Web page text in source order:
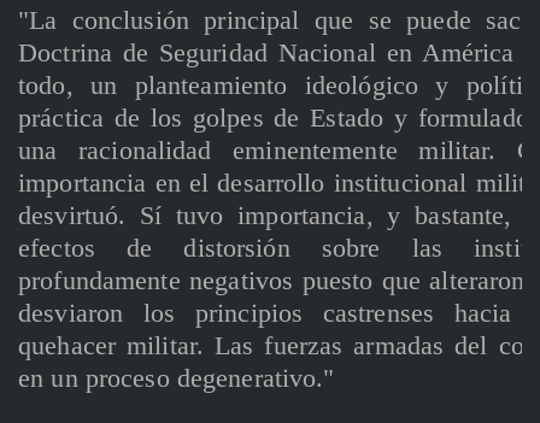
"La conclusión principal que se puede
Doctrina de Seguridad Nacional en América
todo, un planteamiento ideológico y
práctica de los golpes de Estado y
una racionalidad eminentemente militar.
importancia en el desarrollo institucional
desvirtuó. Sí tuvo importancia, y bastante,
efectos de distorsión sobre las
profundamente negativos puesto que
desviaron los principios castrenses hacia
quehacer militar. Las fuerzas armadas del
en un proceso degenerativo."